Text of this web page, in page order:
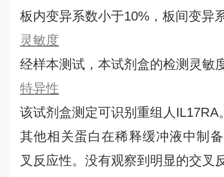
板内变异系数小于10%，板间变异
灵敏度
经样本测试，本试剂盒的检测灵敏
特异性
该试剂盒测定可识别重组 人 IL17RA
其他相关蛋白在稀释缓冲液中制
叉反应性。没有观察到明显的交叉